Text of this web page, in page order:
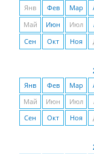
Янв Фев Мар
Май
Июн Июл
Сен
Окт Ноя
Янв Фев Мар
Май
Июн Июл
Сен
Окт Ноя